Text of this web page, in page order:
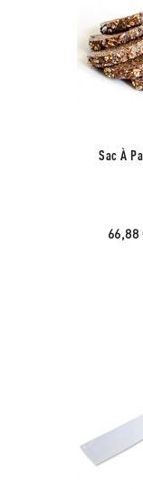
Sac À
66,88